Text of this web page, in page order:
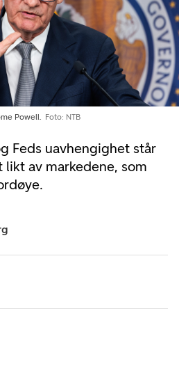
Feds uavhengighet står
av markedene, som
Powell. Foto: NTB